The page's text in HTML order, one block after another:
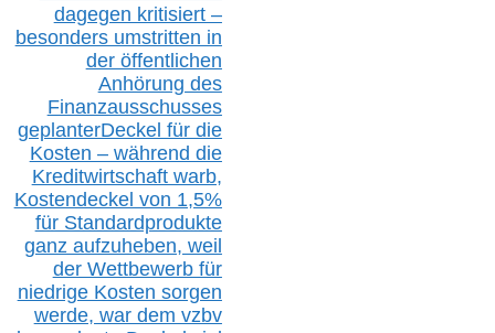
dagegen kritisiert –
besonders umstritten in
der öffentlichen
Anhörung des
Finanzausschusses
geplanterDeckel für die
Kosten – während die
Kreditwirtschaft warb,
Kostendeckel von 1,5%
für Standardprodukte
ganz aufzuheben, weil
der Wettbewerb für
niedrige Kosten sorgen
werde, war dem vzbv